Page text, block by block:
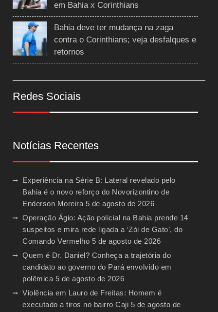
em Bahia x Corinthians
Bahia deve ter mudança na zaga
contra o Corinthians; veja desfalques e
retornos
Redes Sociais
Notícias Recentes
Experiência na Série B: Lateral revelado pelo
Bahia é o novo reforço do Novorizontino de
Enderson Moreira 5 de agosto de 2026
Operação Ágio: Ação policial na Bahia prende 14
suspeitos e mira rede ligada a ‘Zói de Gato’, do
Comando Vermelho 5 de agosto de 2026
Quem é Dr. Daniel? Conheça a trajetória do
candidato ao governo do Pará envolvido em
polêmica 5 de agosto de 2026
Violência em Lauro de Freitas: Homem é
executado a tiros no bairro Caji 5 de agosto de